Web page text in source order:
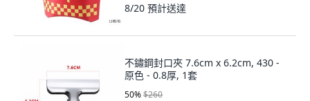
8/20 預計送達
不鏽鋼封口夾 7.6cm x 6.2cm, 430 -
原色 - 0.8厚, 1套
50%$260